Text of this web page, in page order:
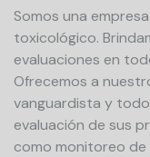
Somos una
toxicológico.
evaluaciones en
Ofrecemos a
vanguardista y
evaluación de sus
como monitoreo